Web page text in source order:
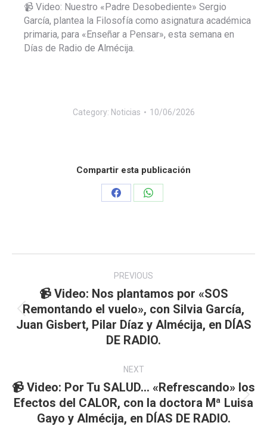
📹 Video: Nuestro «Padre Desobediente» Sergio
García, plantea la Filosofía como asignatura académica
primaria, para «Enseñar a Pensar», esta semana en
Días de Radio de Almécija.
Category: Noticias 10/06/2026
Compartir esta publicación
Share
Share
Post
PREVIOUS
Previous
post:
📹 Video: Nos plantamos por «SOS
Remontando el vuelo», con Silvia García,
Juan Gisbert, Pilar Díaz y Almécija, en DÍAS
DE RADIO.
NEXT
Next
post:
📹 Video: Por Tu SALUD… «Refrescando» los
Efectos del CALOR, con la doctora Mª Luisa
Gayo y Almécija, en DÍAS DE RADIO.